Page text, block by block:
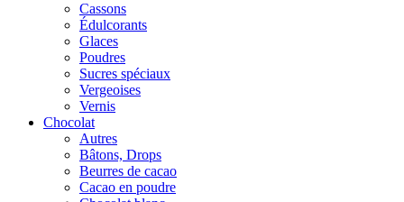
Cassons
Édulcorants
Glaces
Poudres
Sucres spéciaux
Vergeoises
Vernis
Chocolat
Autres
Bâtons, Drops
Beurres de cacao
Cacao en poudre